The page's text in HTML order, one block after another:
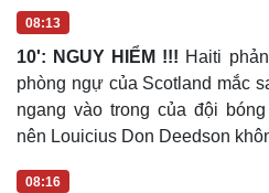
08:13
10': NGUY HIỂM !!! Haiti
phòng ngự của Scotland mắc
ngang vào trong của đội
nên Louicius Don Deedson
08:16